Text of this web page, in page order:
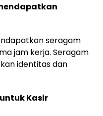
seragam
jam kerja. Seragam
identitas dan
Kasir